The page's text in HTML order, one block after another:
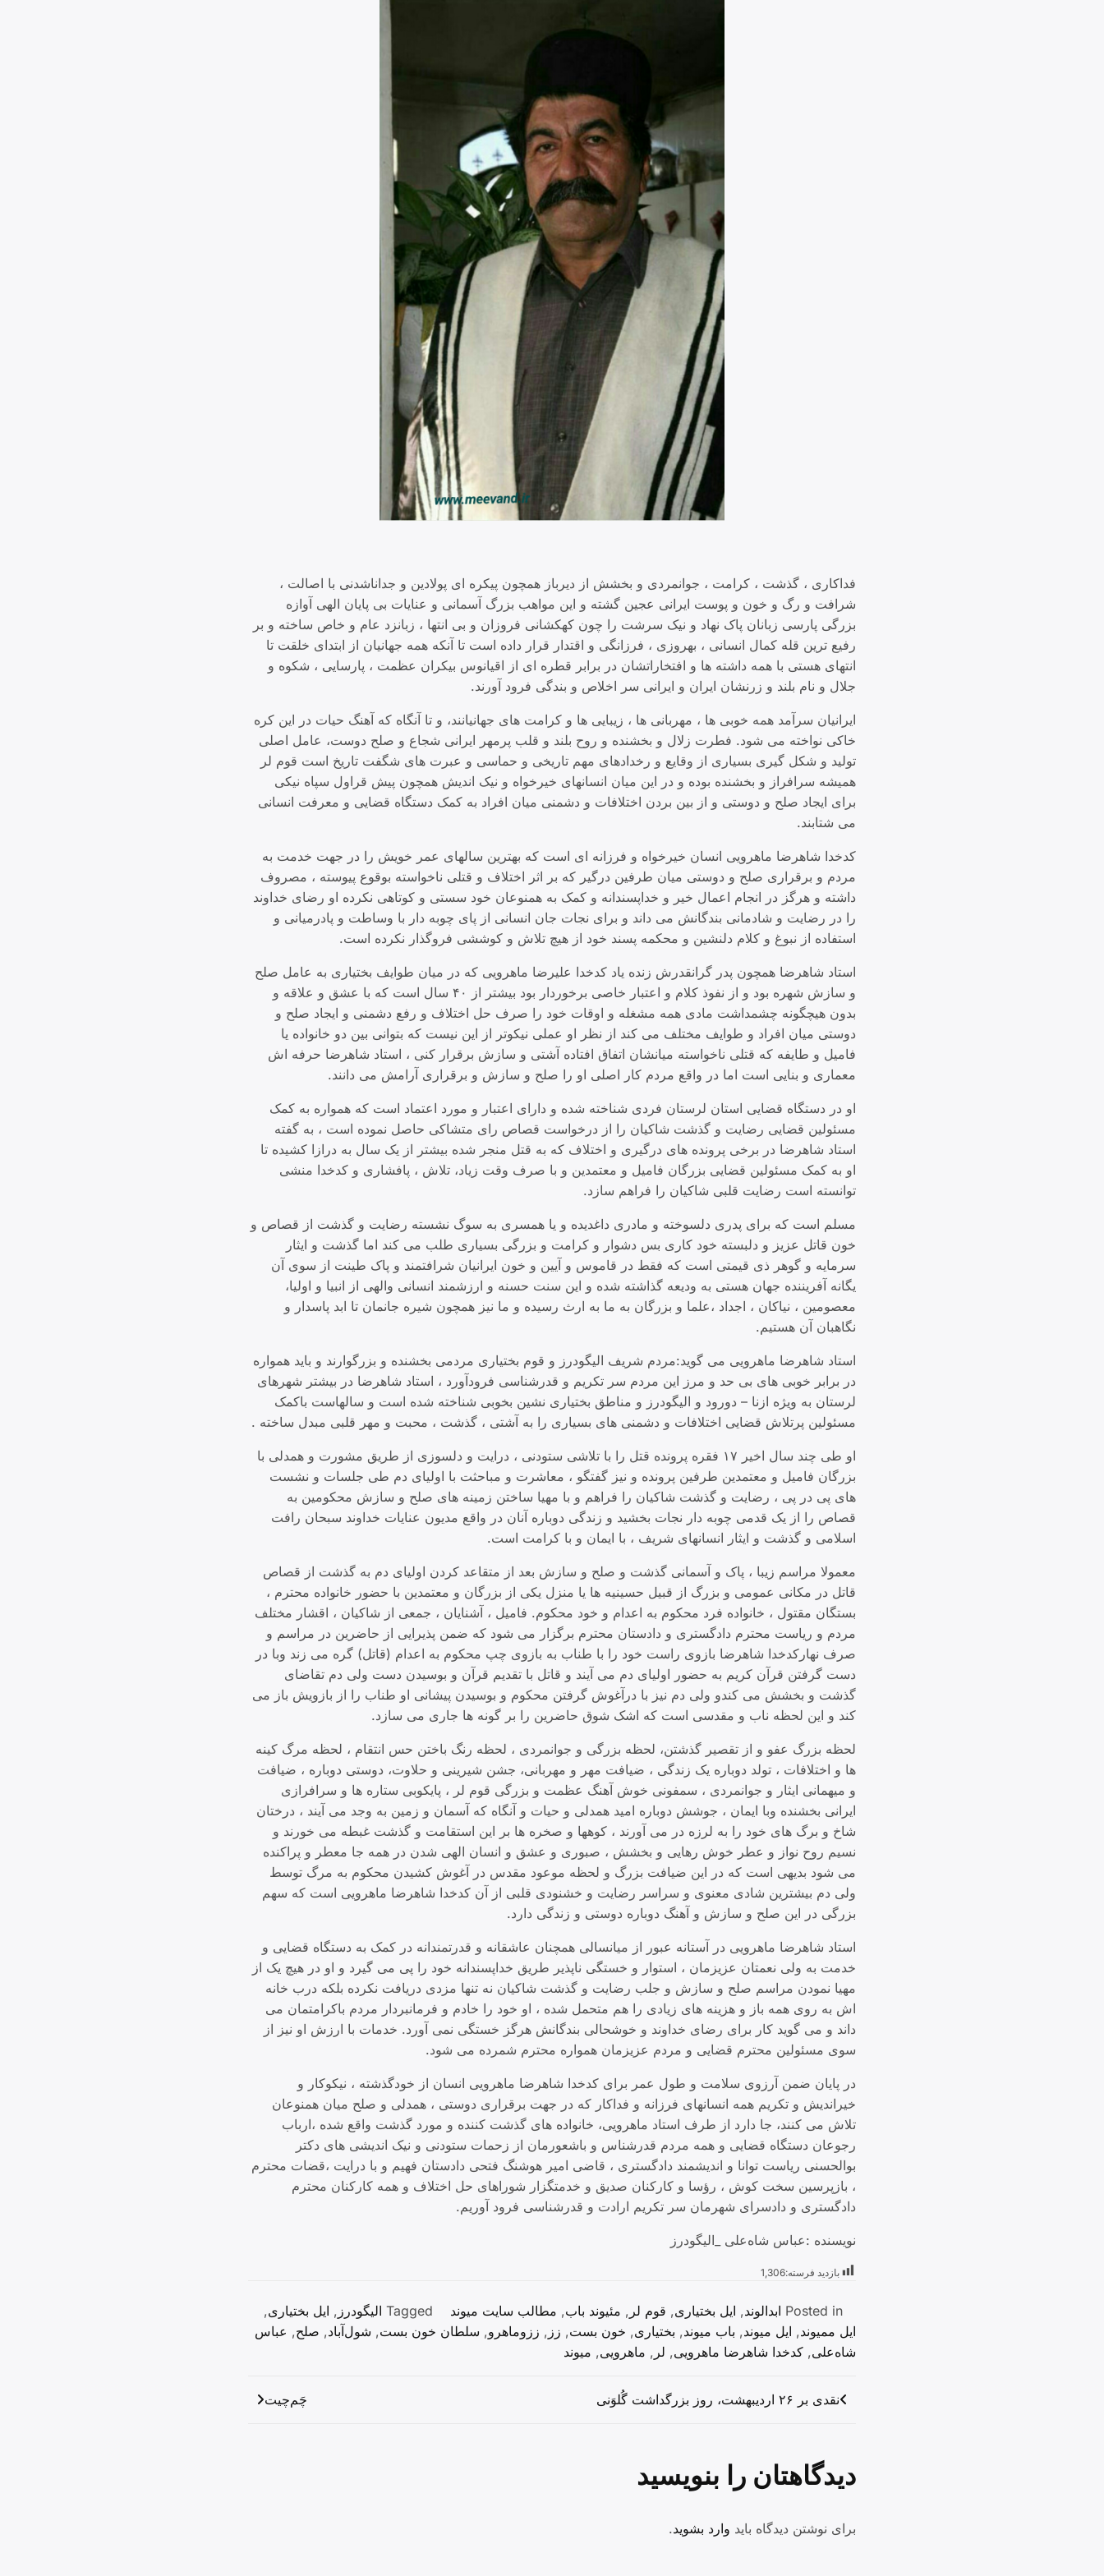
فداکاری ، گذشت ، کرامت ، جوانمردی و بخشش از دیرباز همچون پیکره ای پولادین و جداناشدنی با اصالت ،
شرافت و رگ و خون و پوست ایرانی عجین گشته و این مواهب بزرگ آسمانی و عنایات بی پایان الهی آوازه
بزرگی پارسی زبانان پاک نهاد و نیک سرشت را چون کهکشانی فروزان و بی انتها ، زبانزد عام و خاص ساخته و بر
رفیع ترین قله کمال انسانی ، بهروزی ، فرزانگی و اقتدار قرار داده است تا آنکه همه جهانیان از ابتدای خلقت تا
انتهای هستی با همه داشته ها و افتخاراتشان در برابر قطره ای از اقیانوس بیکران عظمت ، پارسایی ، شکوه و
جلال و نام بلند و زرنشان ایران و ایرانی سر اخلاص و بندگی فرود آورند.
ایرانیان سرآمد همه خوبی ها ، مهربانی ها ، زیبایی ها و کرامت های جهانیانند، و تا آنگاه که آهنگ حیات در این کره
خاکی نواخته می شود. فطرت زلال و بخشنده و روح بلند و قلب پرمهر ایرانی شجاع و صلح دوست، عامل اصلی
تولید و شکل گیری بسیاری از وقایع و رخدادهای مهم تاریخی و حماسی و عبرت های شگفت تاریخ است قوم لر
همیشه سرافراز و بخشنده بوده و در این میان انسانهای خیرخواه و نیک اندیش همچون پیش قراول سپاه نیکی
برای ایجاد صلح و دوستی و از بین بردن اختلافات و دشمنی میان افراد به کمک دستگاه قضایی و معرفت انسانی
می شتابند.
کدخدا شاهرضا ماهرویی انسان خیرخواه و فرزانه ای است که بهترین سالهای عمر خویش را در جهت خدمت به
مردم و برقراری صلح و دوستی میان طرفین درگیر که بر اثر اختلاف و قتلی ناخواسته بوقوع پیوسته ، مصروف
داشته و هرگز در انجام اعمال خیر و خداپسندانه و کمک به همنوعان خود سستی و کوتاهی نکرده او رضای خداوند
را در رضایت و شادمانی بندگانش می داند و برای نجات جان انسانی از پای چوبه دار با وساطت و پادرمیانی و
استفاده از نبوغ و کلام دلنشین و محکمه پسند خود از هیچ تلاش و کوششی فروگذار نکرده است.
استاد شاهرضا همچون پدر گرانقدرش زنده یاد کدخدا علیرضا ماهرویی که در میان طوایف بختیاری به عامل صلح
و سازش شهره بود و از نفوذ کلام و اعتبار خاصی برخوردار بود بیشتر از ۴۰ سال است که با عشق و علاقه و
بدون هیچگونه چشمداشت مادی همه مشغله و اوقات خود را صرف حل اختلاف و رفع دشمنی و ایجاد صلح و
دوستی میان افراد و طوایف مختلف می کند از نظر او عملی نیکوتر از این نیست که بتوانی بین دو خانواده یا
فامیل و طایفه که قتلی ناخواسته میانشان اتفاق افتاده آشتی و سازش برقرار کنی ، استاد شاهرضا حرفه اش
معماری و بنایی است اما در واقع مردم کار اصلی او را صلح و سازش و برقراری آرامش می دانند.
او در دستگاه قضایی استان لرستان فردی شناخته شده و دارای اعتبار و مورد اعتماد است که همواره به کمک
مسئولین قضایی رضایت و گذشت شاکیان را از درخواست قصاص رای متشاکی حاصل نموده است ، به گفته
استاد شاهرضا در برخی پرونده های درگیری و اختلاف که به قتل منجر شده بیشتر از یک سال به درازا کشیده تا
او به کمک مسئولین قضایی بزرگان فامیل و معتمدین و با صرف وقت زیاد، تلاش ، پافشاری و کدخدا منشی
توانسته است رضایت قلبی شاکیان را فراهم سازد.
مسلم است که برای پدری دلسوخته و مادری داغدیده و یا همسری به سوگ نشسته رضایت و گذشت از قصاص و
خون قاتل عزیز و دلبسته خود کاری بس دشوار و کرامت و بزرگی بسیاری طلب می کند اما گذشت و ایثار
سرمایه و گوهر ذی قیمتی است که فقط در قاموس و آیین و خون ایرانیان شرافتمند و پاک طینت از سوی آن
یگانه آفریننده جهان هستی به ودیعه گذاشته شده و این سنت حسنه و ارزشمند انسانی والهی از انبیا و اولیا،
معصومین ، نیاکان ، اجداد ،علما و بزرگان به ما به ارث رسیده و ما نیز همچون شیره جانمان تا ابد پاسدار و
نگاهبان آن هستیم.
استاد شاهرضا ماهرویی می گوید:مردم شریف الیگودرز و قوم بختیاری مردمی بخشنده و بزرگوارند و باید همواره
در برابر خوبی های بی حد و مرز این مردم سر تکریم و قدرشناسی فرودآورد ، استاد شاهرضا در بیشتر شهرهای
لرستان به ویژه ازنا – دورود و الیگودرز و مناطق بختیاری نشین بخوبی شناخته شده است و سالهاست باکمک
مسئولین پرتلاش قضایی اختلافات و دشمنی های بسیاری را به آشتی ، گذشت ، محبت و مهر قلبی مبدل ساخته .
او طی چند سال اخیر ۱۷ فقره پرونده قتل را با تلاشی ستودنی ، درایت و دلسوزی از طریق مشورت و همدلی با
بزرگان فامیل و معتمدین طرفین پرونده و نیز گفتگو ، معاشرت و مباحثت با اولیای دم طی جلسات و نشست
های پی در پی ، رضایت و گذشت شاکیان را فراهم و با مهیا ساختن زمینه های صلح و سازش محکومین به
قصاص را از یک قدمی چوبه دار نجات بخشید و زندگی دوباره آنان در واقع مدیون عنایات خداوند سبحان رافت
اسلامی و گذشت و ایثار انسانهای شریف ، با ایمان و با کرامت است.
معمولا مراسم زیبا ، پاک و آسمانی گذشت و صلح و سازش بعد از متقاعد کردن اولیای دم به گذشت از قصاص
قاتل در مکانی عمومی و بزرگ از قبیل حسینیه ها یا منزل یکی از بزرگان و معتمدین با حضور خانواده محترم ،
بستگان مقتول ، خانواده فرد محکوم به اعدام و خود محکوم. فامیل ، آشنایان ، جمعی از شاکیان ، اقشار مختلف
مردم و ریاست محترم دادگستری و دادستان محترم برگزار می شود که ضمن پذیرایی از حاضرین در مراسم و
صرف نهارکدخدا شاهرضا بازوی راست خود را با طناب به بازوی چپ محکوم به اعدام (قاتل) گره می زند وبا در
دست گرفتن قرآن کریم به حضور اولیای دم می آیند و قاتل با تقدیم قرآن و بوسیدن دست ولی دم تقاضای
گذشت و بخشش می کندو ولی دم نیز با درآغوش گرفتن محکوم و بوسیدن پیشانی او طناب را از بازویش باز می
کند و این لحظه ناب و مقدسی است که اشک شوق حاضرین را بر گونه ها جاری می سازد.
لحظه بزرگ عفو و از تقصیر گذشتن، لحظه بزرگی و جوانمردی ، لحظه رنگ باختن حس انتقام ، لحظه مرگ کینه
ها و اختلافات ، تولد دوباره یک زندگی ، ضیافت مهر و مهربانی، جشن شیرینی و حلاوت، دوستی دوباره ، ضیافت
و میهمانی ایثار و جوانمردی ، سمفونی خوش آهنگ عظمت و بزرگی قوم لر ، پایکوبی ستاره ها و سرافرازی
ایرانی بخشنده وبا ایمان ، جوشش دوباره امید همدلی و حیات و آنگاه که آسمان و زمین به وجد می آیند ، درختان
شاخ و برگ های خود را به لرزه در می آورند ، کوهها و صخره ها بر این استقامت و گذشت غبطه می خورند و
نسیم روح نواز و عطر خوش رهایی و بخشش ، صبوری و عشق و انسان الهی شدن در همه جا معطر و پراکنده
می شود بدیهی است که در این ضیافت بزرگ و لحظه موعود مقدس در آغوش کشیدن محکوم به مرگ توسط
ولی دم بیشترین شادی معنوی و سراسر رضایت و خشنودی قلبی از آن کدخدا شاهرضا ماهرویی است که سهم
بزرگی در این صلح و سازش و آهنگ دوباره دوستی و زندگی دارد.
استاد شاهرضا ماهرویی در آستانه عبور از میانسالی همچنان عاشقانه و قدرتمندانه در کمک به دستگاه قضایی و
خدمت به ولی نعمتان عزیزمان ، استوار و خستگی ناپذیر طریق خداپسندانه خود را پی می گیرد و او در هیچ یک از
مهیا نمودن مراسم صلح و سازش و جلب رضایت و گذشت شاکیان نه تنها مزدی دریافت نکرده بلکه درب خانه
اش به روی همه باز و هزینه های زیادی را هم متحمل شده ، او خود را خادم و فرمانبردار مردم باکرامتمان می
داند و می گوید کار برای رضای خداوند و خوشحالی بندگانش هرگز خستگی نمی آورد. خدمات با ارزش او نیز از
سوی مسئولین محترم قضایی و مردم عزیزمان همواره محترم شمرده می شود.
در پایان ضمن آرزوی سلامت و طول عمر برای کدخدا شاهرضا ماهرویی انسان از خودگذشته ، نیکوکار و
خیراندیش و تکریم همه انسانهای فرزانه و فداکار که در جهت برقراری دوستی ، همدلی و صلح میان همنوعان
تلاش می کنند، جا دارد از طرف استاد ماهرویی، خانواده های گذشت کننده و مورد گذشت واقع شده ،ارباب
رجوعان دستگاه قضایی و همه مردم قدرشناس و باشعورمان از زحمات ستودنی و نیک اندیشی های دکتر
بوالحسنی ریاست توانا و اندیشمند دادگستری ، قاضی امیر هوشنگ فتحی دادستان فهیم و با درایت ،قضات محترم
، بازپرسین سخت کوش ، رؤسا و کارکنان صدیق و خدمتگزار شوراهای حل اختلاف و همه کارکنان محترم
دادگستری و دادسرای شهرمان سر تکریم ارادت و قدرشناسی فرود آوریم.
نویسنده :عباس شاه‌علی _الیگودرز
بازدید فرسته:1,306
Posted in ابدالوند, ایل بختیاری, قوم لر , مئیوند باب, مطالب سایت میوند Tagged الیگودرز , ایل بختیاری,
ایل ممیوند, ایل میوند, باب میوند, بختیاری, خون بست, زز , ززوماهرو, سلطان خون بست, شول‌آباد, صلح, عباس
شاه‌علی, کدخدا شاهرضا ماهرویی, لر , ماهرویی, میوند
راهبری
نقدی بر ۲۶ اردیبهشت، روز بزرگداشت گُلوَنی چَم‌چیت
دیدگاهتان را بنویسید
برای نوشتن دیدگاه باید وارد بشوید.